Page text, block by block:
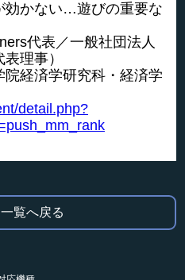
効かない…遊びの重要な
代表／一般社団法人
理事）
経済学研究科・経済学
detail.php?
覧へ戻る